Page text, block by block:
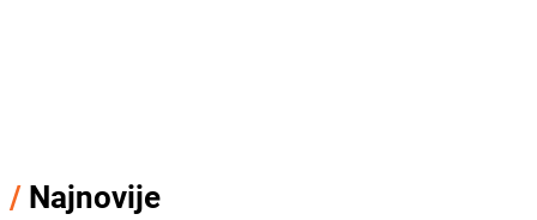
/ Najnovije